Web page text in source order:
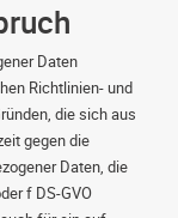
Daten
Richtlinien- und
die sich aus
gegen die
Daten, die
f DS-GVO